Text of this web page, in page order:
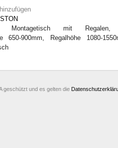
Montagetisch mit Regalen,
650-900mm, Regalhöhe 1080-
geschützt und es gelten die